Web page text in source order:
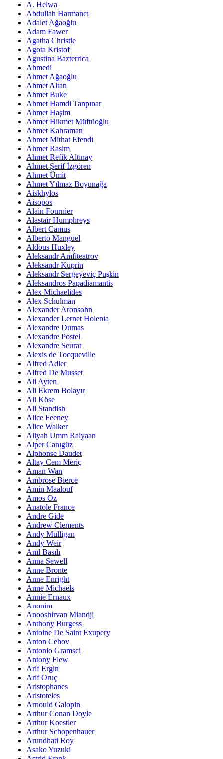
A. Helwa
Abdullah Harmancı
Adalet Ağaoğlu
Adam Fawer
Agatha Christie
Agota Kristof
Agustina Bazterrica
Ahmedi
Ahmet Ağaoğlu
Ahmet Altan
Ahmet Buke
Ahmet Hamdi Tanpınar
Ahmet Haşim
Ahmet Hikmet Müftüoğlu
Ahmet Kahraman
Ahmet Mithat Efendi
Ahmet Rasim
Ahmet Refik Altınay
Ahmet Şerif İzgören
Ahmet Ümit
Ahmet Yılmaz Boyunağa
Aiskhylos
Aisopos
Alain Fournier
Alastair Humphreys
Albert Camus
Alberto Manguel
Aldous Huxley
Aleksandr Amfiteatrov
Aleksandr Kuprin
Aleksandr Sergeyeviç Puşkin
Aleksandros Papadiamantis
Alex Michaelides
Alex Schulman
Alexander Aronsohn
Alexander Lernet Holenia
Alexandre Dumas
Alexandre Postel
Alexandre Seurat
Alexis de Tocqueville
Alfred Adler
Alfred De Musset
Ali Ayten
Ali Ekrem Bolayır
Ali Köse
Ali Standish
Alice Feeney
Alice Walker
Aliyah Umm Raiyaan
Alper Canıgüz
Alphonse Daudet
Altay Cem Meriç
Aman Wan
Ambrose Bierce
Amin Maalouf
Amos Oz
Anatole France
Andre Gide
Andrew Clements
Andy Mulligan
Andy Weir
Anıl Basılı
Anna Sewell
Anne Bronte
Anne Enright
Anne Michaels
Annie Ernaux
Anonim
Anooshirvan Miandji
Anthony Burgess
Antoine De Saint Exupery
Anton Cehov
Antonio Gramsci
Antony Flew
Arif Ergin
Arif Oruç
Aristophanes
Aristoteles
Arnould Galopin
Arthur Conan Doyle
Arthur Koestler
Arthur Schopenhauer
Arundhati Roy
Asako Yuzuki